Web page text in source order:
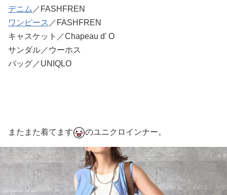
デニム ／FASHFREN
ワンピース ／FASHFREN
キャスケット／Chapeau d' O
サンダル／ウーホス
バッグ／UNIQLO
またまた着てます のユニクロインナー。